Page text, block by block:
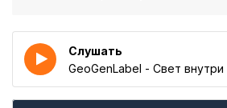
Слушать